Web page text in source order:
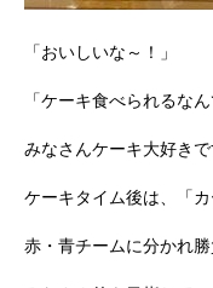
「おいしいな～！」
「ケーキ食べられるな
みなさんケーキ大好き
ケーキタイム後は、「
赤・青チームに分かれ